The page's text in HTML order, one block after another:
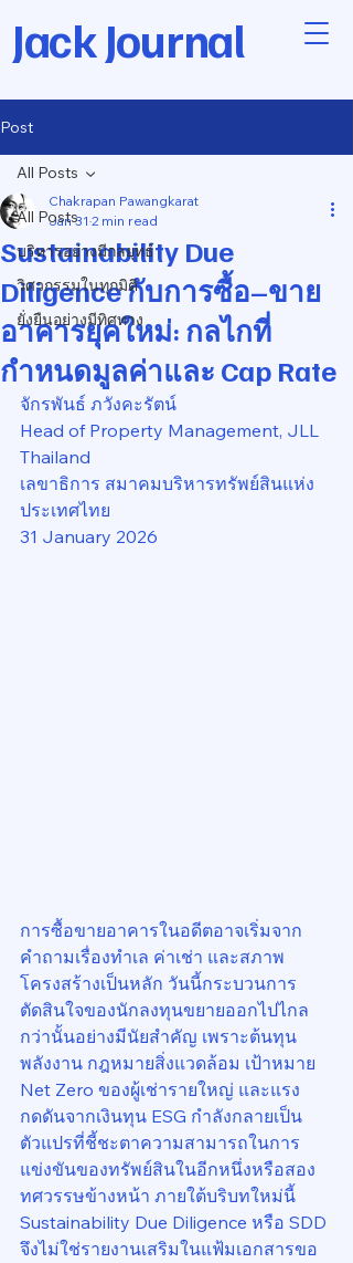
Jack Journal
Post
All Posts
บริหารอย่างมีกลยุทธ์
วิศวกรรมในทุกมิติ
ยั่งยืนอย่างมีทิศทาง
All Posts
Sustainability Due
Diligence กับการซื้อ–ขาย
อาคารยุคใหม่: กลไกที่
กำหนดมูลค่าและ Cap Rate
Chakrapan Pawangkarat
Jan 31 2 min read
จักรพันธ์ ภวังคะรัตน์
Head of Property Management, JLL
Thailand
เลขาธิการ สมาคมบริหารทรัพย์สินแห่ง
ประเทศไทย
31 January 2026
การซื้อขายอาคารในอดีตอาจเริ่มจาก
คำถามเรื่องทำเล ค่าเช่า และสภาพ
โครงสร้างเป็นหลัก วันนี้กระบวนการ
ตัดสินใจของนักลงทุนขยายออกไปไกล
กว่านั้นอย่างมีนัยสำคัญ เพราะต้นทุน
พลังงาน กฎหมายสิ่งแวดล้อม เป้าหมาย
Net Zero ของผู้เช่ารายใหญ่ และแรง
กดดันจากเงินทุน ESG กำลังกลายเป็น
ตัวแปรที่ชี้ชะตาความสามารถในการ
แข่งขันของทรัพย์สินในอีกหนึ่งหรือสอง
ทศวรรษข้างหน้า ภายใต้บริบทใหม่นี้
Sustainability Due Diligence หรือ SDD
จึงไม่ใช่รายงานเสริมในแฟ้มเอกสารขอ